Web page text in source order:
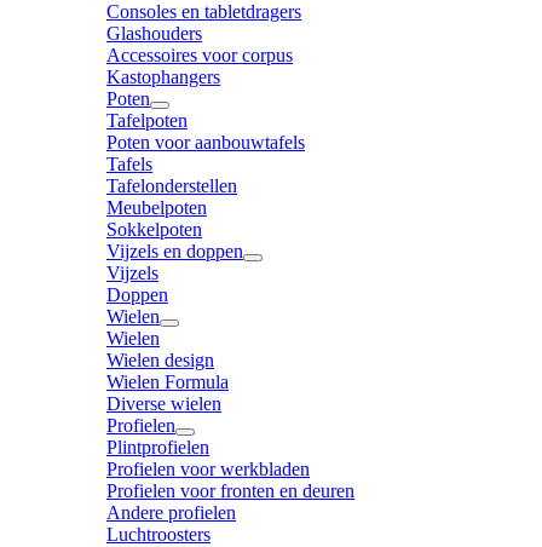
Consoles en tabletdragers
Glashouders
Accessoires voor corpus
Kastophangers
Poten
Tafelpoten
Poten voor aanbouwtafels
Tafels
Tafelonderstellen
Meubelpoten
Sokkelpoten
Vijzels en doppen
Vijzels
Doppen
Wielen
Wielen
Wielen design
Wielen Formula
Diverse wielen
Profielen
Plintprofielen
Profielen voor werkbladen
Profielen voor fronten en deuren
Andere profielen
Luchtroosters